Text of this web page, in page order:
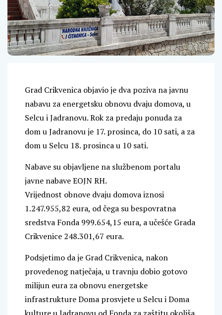
Grad Crikvenica objavio je dva poziva na javnu
nabavu za energetsku obnovu dvaju domova, u
Selcu i Jadranovu. Rok za predaju ponuda za
dom u Jadranovu je 17. prosinca, do 10 sati, a za
dom u Selcu 18. prosinca u 10 sati.
Nabave su objavljene na službenom portalu
javne nabave EOJN RH.
Vrijednost obnove dvaju domova iznosi
1.247.955,82 eura, od čega su bespovratna
sredstva Fonda 999.654,15 eura, a učešće Grada
Crikvenice 248.301,67 eura.
Podsjetimo da je Grad Crikvenica, nakon
provedenog natječaja, u travnju dobio gotovo
milijun eura za obnovu energetske
infrastrukture Doma prosvjete u Selcu i Doma